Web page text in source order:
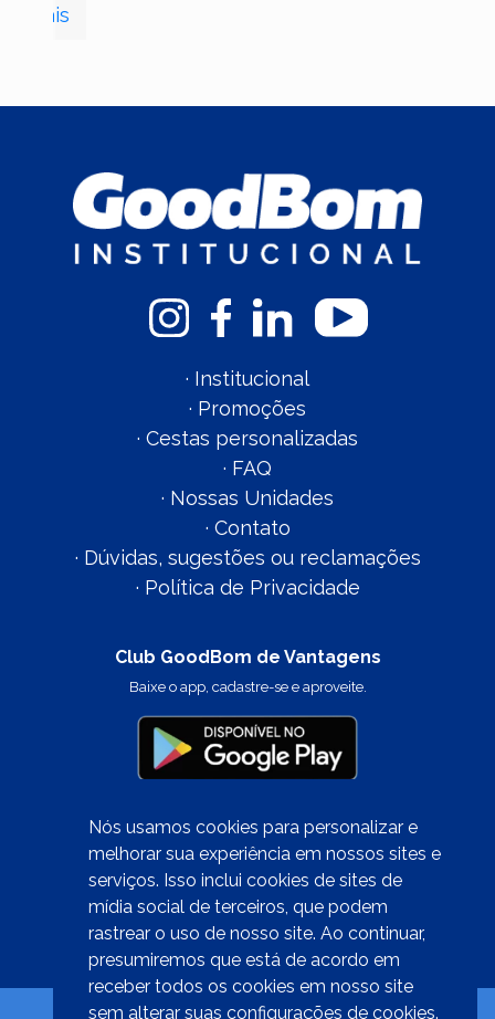
Nós usamos cookies para personalizar e
melhorar sua experiência em nossos sites e
serviços. Isso inclui cookies de sites de
mídia social de terceiros, que podem
rastrear o uso de nosso site. Ao continuar,
presumiremos que está de acordo em
receber todos os cookies em nosso site
sem alterar suas configurações de cookies.
mais
· Institucional
· Promoções
· Cestas personalizadas
· FAQ
· Nossas Unidades
· Contato
· Dúvidas, sugestões ou reclamações
· Política de Privacidade
Club GoodBom de Vantagens
Baixe o app, cadastre-se e aproveite.
Quer trabalhar conosco?
clique aqui